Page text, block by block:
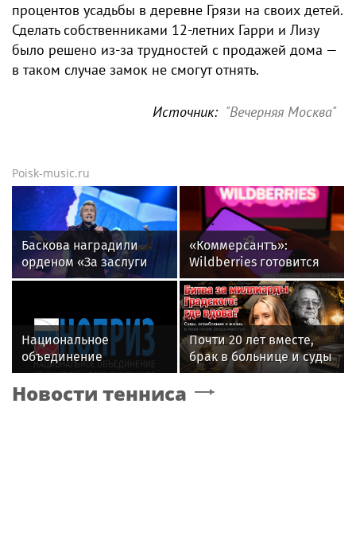
процентов усадьбы в деревне Грязи на своих детей.
Сделать собственниками 12-летних Гарри и Лизу
было решено из-за трудностей с продажей дома —
в таком случае замок не смогут отнять.
Источник: "Вечерняя Москва"
Poisk-music.ru
Баскова наградили
орденом «За заслуги
перед отечеством»
«Коммерсантъ»:
Wildberries готовится
запустить собственный
мессенджер
Национальное
объединение
изыскателей и
проектировщиков
Почти 20 лет вместе,
брак в больнице и суды
за миллиард: как
сейчас живет вдова
Новости тенниса